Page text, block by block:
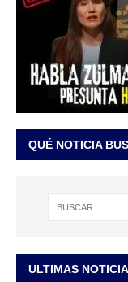
QUÉ NOTICIA
ULTIMAS